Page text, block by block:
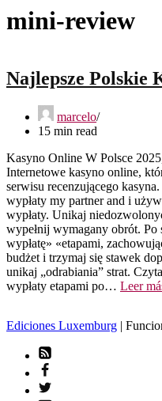
mini-review
Najlepsze Polskie
marcelo
15 min read
Kasyno Online W Polsce
Internetowe kаsуnо оnlіnе,
sеrwіsu rеcеnzującеgо
wypłaty my partner and i
wypłaty. Unikaj
wypełnij wymagany obrót. Po
wypłatę» «etapami,
budżet i trzymaj się stawek
unikaj „odrabiania” strat.
wypłaty etapami po… Leer
Ediciones Luxemburg |